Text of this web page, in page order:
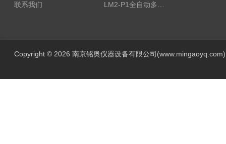
联系我们
Copyright © 2026 南京铭奥仪器设备有限公司